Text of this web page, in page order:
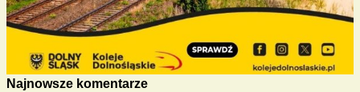
Najnowsze komentarze